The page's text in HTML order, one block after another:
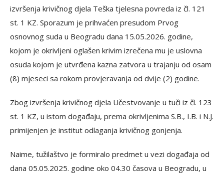
izvršenja krivičnog djela Teška tjelesna povreda iz čl. 121
st. 1 KZ. Sporazum je prihvaćen presudom Prvog
osnovnog suda u Beogradu dana 15.05.2026. godine,
kojom je okrivljeni oglašen krivim izrečena mu je uslovna
osuda kojom je utvrđena kazna zatvora u trajanju od osam
(8) mjeseci sa rokom provjeravanja od dvije (2) godine.
Zbog izvršenja krivičnog djela Učestvovanje u tuči iz čl. 123
st. 1 KZ, u istom događaju, prema okrivljenima S.B., I.B. i N.J.
primijenjen je institut odlaganja krivičnog gonjenja.
Naime, tužilaštvo je formiralo predmet u vezi događaja od
dana 05.05.2025. godine oko 04.30 časova u Beogradu, u